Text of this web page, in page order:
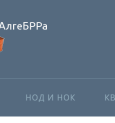
НОД И НОК